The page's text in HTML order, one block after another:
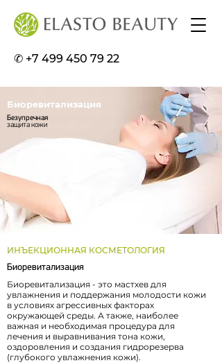
✆ +7 499 450 79 22
Биоревитализация
Безупречная
защита кожи
ИНЪЕКЦИОННАЯ КОСМЕТОЛОГИЯ
Биоревитализация
Биоревитализация - это мастхев для
увлажнения и поддержания молодости кожи
в условиях агрессивных факторах
окружающей среды. А также, наиболее
важная и необходимая процедура для
лечения и выравнивания тона кожи,
оздоровления и создания гидрорезерва
(глубокого увлажнения кожи).